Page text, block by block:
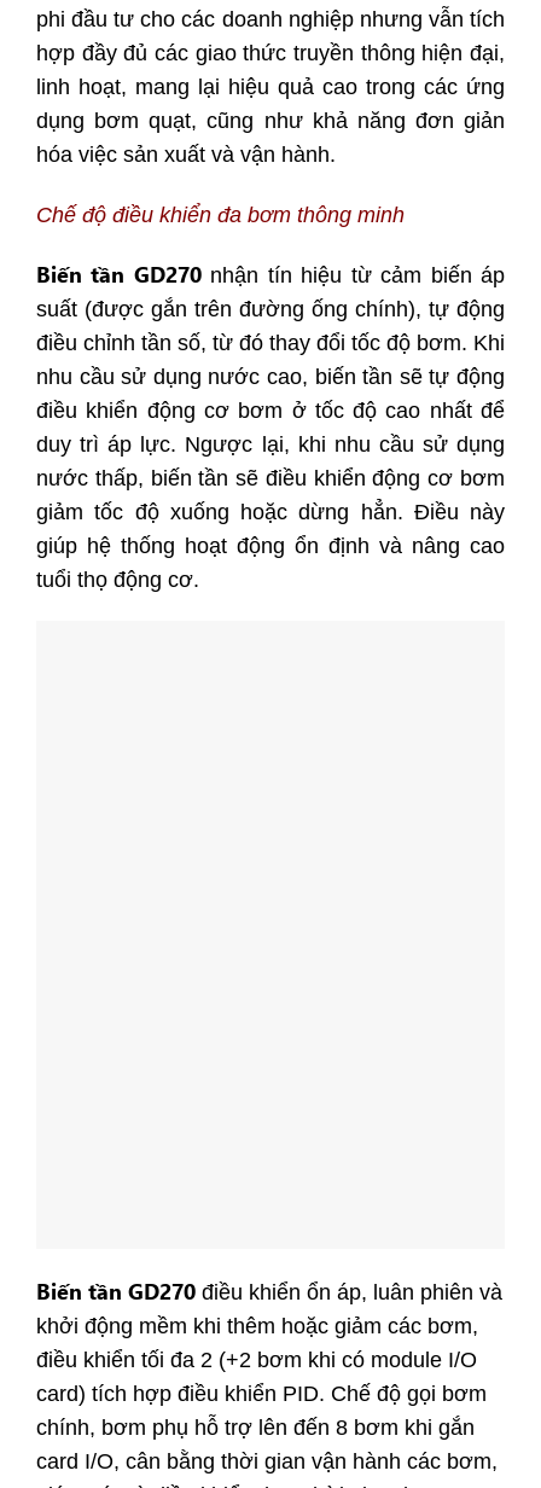
phi đầu tư cho các doanh nghiệp nhưng vẫn tích
hợp đầy đủ các giao thức truyền thông hiện đại,
linh hoạt, mang lại hiệu quả cao trong các ứng
dụng bơm quạt, cũng như khả năng đơn giản
hóa việc sản xuất và vận hành.
Chế độ điều khiển đa bơm thông minh
Biến tần GD270nhận tín hiệu từ cảm biến áp
suất (được gắn trên đường ống chính), tự động
điều chỉnh tần số, từ đó thay đổi tốc độ bơm. Khi
nhu cầu sử dụng nước cao, biến tần sẽ tự động
điều khiển động cơ bơm ở tốc độ cao nhất để
duy trì áp lực. Ngược lại, khi nhu cầu sử dụng
nước thấp, biến tần sẽ điều khiển động cơ bơm
giảm tốc độ xuống hoặc dừng hẳn. Điều này
giúp hệ thống hoạt động ổn định và nâng cao
tuổi thọ động cơ.
Biến tần GD270 điều khiển ổn áp, luân phiên và
khởi động mềm khi thêm hoặc giảm các bơm,
điều khiển tối đa 2 (+2 bơm khi có module I/O
card) tích hợp điều khiển PID. Chế độ gọi bơm
chính, bơm phụ hỗ trợ lên đến 8 bơm khi gắn
card I/O, cân bằng thời gian vận hành các bơm,